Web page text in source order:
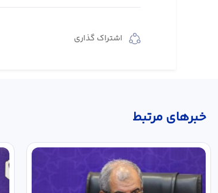
اشتراک گذاری
خبر‌های مرتبط